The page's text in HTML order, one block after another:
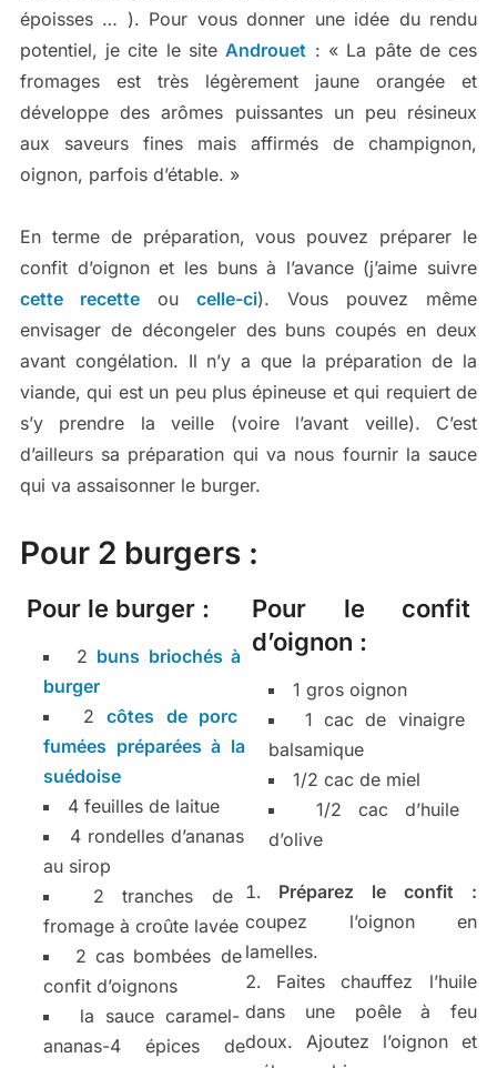
époisses … ). Pour vous donner une idée du rendu
potentiel, je cite le site Androuet : « La pâte de ces
fromages est très légèrement jaune orangée et
développe des arômes puissantes un peu résineux
aux saveurs fines mais affirmés de champignon,
oignon, parfois d’étable. »
En terme de préparation, vous pouvez préparer le
confit d’oignon et les buns à l’avance (j’aime suivre
cette recetteou celle-ci). Vous pouvez même
envisager de décongeler des buns coupés en deux
avant congélation. Il n’y a que la préparation de la
viande, qui est un peu plus épineuse et qui requiert de
s’y prendre la veille (voire l’avant veille). C’est
d’ailleurs sa préparation qui va nous fournir la sauce
qui va assaisonner le burger.
Pour 2 burgers :
Pour le burger :
2 buns briochés à
burger
2côtes de porc
fumées préparées à la
suédoise
4 feuilles de laitue
4 rondelles d’ananas
au sirop
2 tranches de
fromage à croûte lavée
2 cas bombées de
confit d’oignons
la sauce caramel-
ananas-4 épices de
Pour le confit
d’oignon :
1 gros oignon
1 cac de vinaigre
balsamique
1/2 cac de miel
1/2 cac d’huile
d’olive
Préparez le confit :
coupez l’oignon en
lamelles.
Faites chauffez l’huile
dans une poêle à feu
doux. Ajoutez l’oignon et